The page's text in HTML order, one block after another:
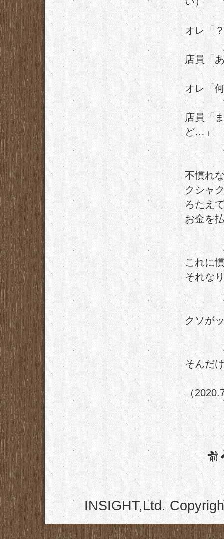
オレ「
店員「
オレ「
店員「
ど…」
不慣れ
クシャ
ろたえ
お金を
これに
それな
クソが
そんだ
（
INSIGHT,Ltd.